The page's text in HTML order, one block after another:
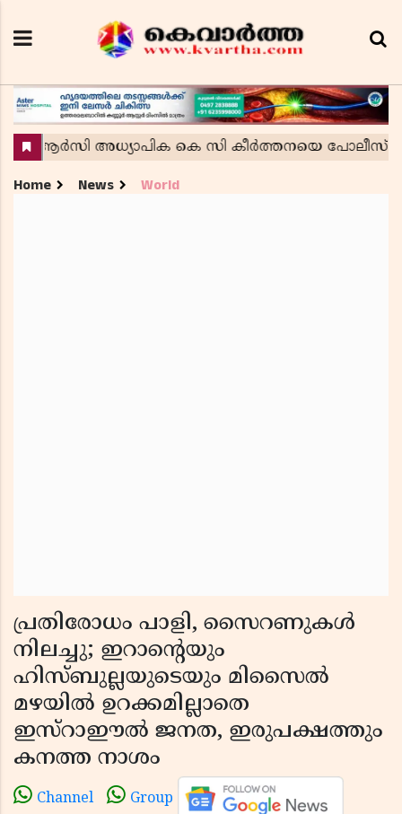
Home News World
പ്രതിരോധം പാളി, സൈറണുകൾ
നിലച്ചു; ഇറാൻ്റെയും
ഹിസ്ബുല്ലയുടെയും മിസൈൽ
മഴയിൽ ഉറക്കമില്ലാതെ
ഇസ്റാഈൽ ജനത, ഇരുപക്ഷത്തും
കനത്ത നാശം
Channel Group